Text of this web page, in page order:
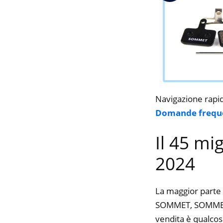
Navigazione
Domande
Il 45
2024
La maggior
SOMMET,
vendita è